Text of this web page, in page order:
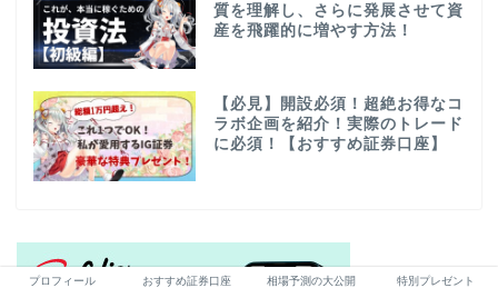
質を理解し、さらに発展させて資
産を飛躍的に増やす方法！
【必見】開設必須！超絶お得なコ
ラボ企画を紹介！実際のトレード
に必須！【おすすめ証券口座】
プロフィール おすすめ証券口座 相場予測の大公開 特別プレゼント